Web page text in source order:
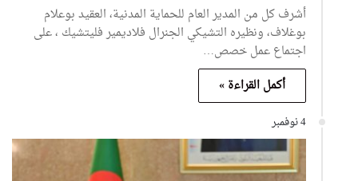
أشرف كل من المدير العام للحماية المدنية، العقيد بوعلام
بوغلاف، ونظيره التشيكي الجنرال فلاديمير فليتشيك ، على
اجتماع عمل خصص…
أكمل القراءة »
4 نوفمبر